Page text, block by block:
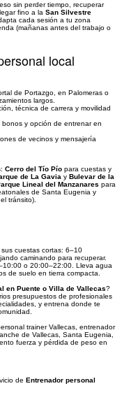
sin perder tiempo, recuperar
fino a la San Silvestre
cada sesión a tu zona
(mañanas antes del trabajo o
local
de Portazgo, en Palomeras o
largos.
técnica de carrera y movilidad
bonos y opción de entrenar en
de vecinos y mensajería
Cerro del Tío Pío para cuestas y
de La Gavia y Bulevar de la
Lineal del Manzanares para
de Santa Eugenia y
tránsito).
sus cuestas cortas: 6–10
caminando para recuperar.
o 20:00–22:00. Lleva agua
de suelo en tierra compacta.
en Puente o Villa de Vallecas?
presupuestos de profesionales
y entrena donde te
trainer Vallecas, entrenador
de Vallecas, Santa Eugenia,
fuerza y pérdida de peso en
de Entrenador personal